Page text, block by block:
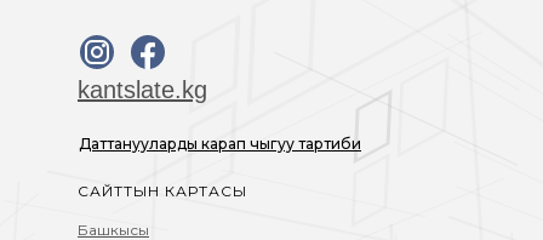
САЙТТЫН КАРТАСЫ
Башкысы
kantslate.kg
Даттанууларды карап чыгуу тартиби